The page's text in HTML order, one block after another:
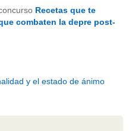
Recetas que te
combaten la depre post-
y el estado de ánimo